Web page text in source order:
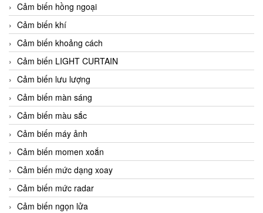
Cảm biến hồng ngoại
Cảm biến khí
Cảm biến khoảng cách
Cảm biến LIGHT CURTAIN
Cảm biến lưu lượng
Cảm biến màn sáng
Cảm biến màu sắc
Cảm biến máy ảnh
Cảm biến momen xoắn
Cảm biến mức dạng xoay
Cảm biến mức radar
Cảm biến ngọn lửa